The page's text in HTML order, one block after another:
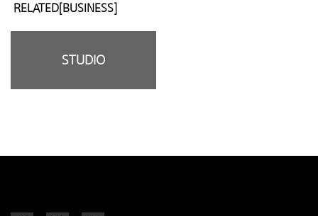
RELATED[BUSINESS]
STUDIO